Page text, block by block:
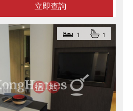
立即查詢
1 1